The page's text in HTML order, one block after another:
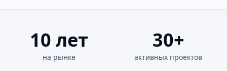
10 лет
на рынке
30+
активных проектов